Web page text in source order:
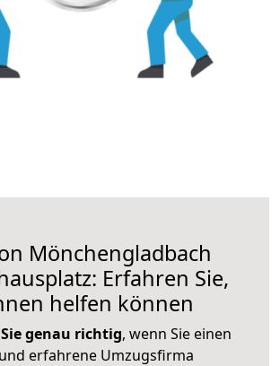
Mönchengladbach
Erfahren Sie,
helfen können
genau richtig, wenn Sie einen
erfahrene Umzugsfirma